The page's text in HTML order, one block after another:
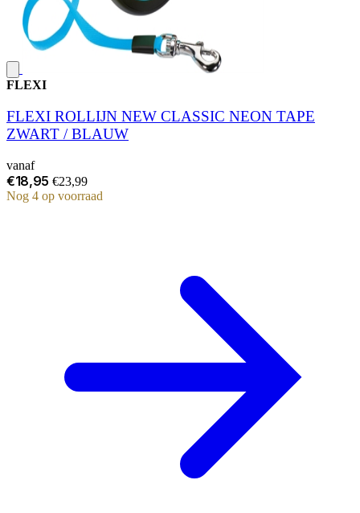
FLEXI
FLEXI ROLLIJN NEW CLASSIC NEON TAPE
ZWART / BLAUW
vanaf
€18,95 €23,99
Nog 4 op voorraad